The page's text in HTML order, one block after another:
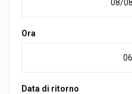
Ora
Data di ritorno